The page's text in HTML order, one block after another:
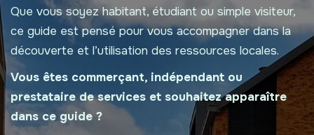
Que vous soyez habitant, étudiant ou simple visiteur,
ce guide est pensé pour vous accompagner dans la
découverte et l’utilisation des ressources locales.
Vous êtes commerçant, indépendant ou
prestataire de services et souhaitez apparaître
dans ce guide ?